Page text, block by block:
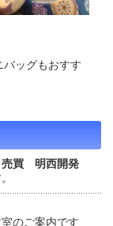
ッグもおすす
売買 明西開発
のご案内です